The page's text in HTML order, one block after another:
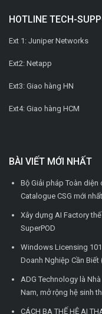
HOTLINE TECH-
Ext 1: Juniper Networks
Ext2: Netapp
Ext3: Giao hàng HN
Ext4: Giao hàng HCM
BÀI VIẾT MỚI NHẤT
Bộ Giải pháp Toàn
Catalogue CSG mới
Xây dựng AI Factory
SuperPOD
Windows Licensing
Doanh Nghiệp Cần Biết
ADG Technology là
Nam, mở rộng hệ sinh
CÁCH BA THẾ HỆ AI